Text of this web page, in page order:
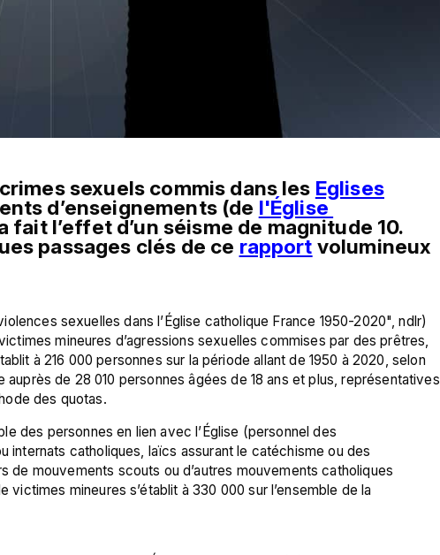
sexuels commis dans les Eglises
d’enseignements (de l'Église
fait l’effet d’un séisme de magnitude 10.
passages clés de ce rapport volumineux
sexuelles dans l’Église catholique France 1950-2020", ndlr)
mineures d’agressions sexuelles commises par des prêtres,
à 216 000 personnes sur la période allant de 1950 à 2020, selon
auprès de 28 010 personnes âgées de 18 ans et plus, représentatives
des personnes en lien avec l’Église (personnel des
internats catholiques, laïcs assurant le catéchisme ou des
de mouvements scouts ou d’autres mouvements catholiques
victimes mineures s’établit à 330 000 sur l’ensemble de la